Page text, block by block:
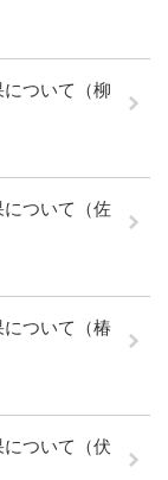
ついて（柳
ついて（佐
ついて（椿
ついて（伏